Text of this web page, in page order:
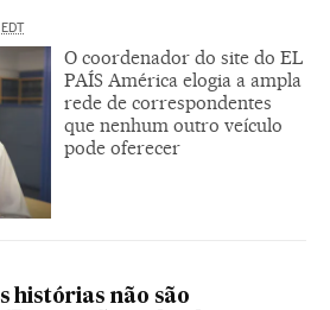
EDT
O coordenador do site do EL
PAÍS América elogia a ampla
rede de correspondentes
que nenhum outro veículo
pode oferecer
histórias não são